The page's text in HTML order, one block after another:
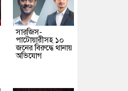
সারজিস-
পাটোয়ারীসহ ১০
জনের বিরুদ্ধে থানায়
অভিযোগ